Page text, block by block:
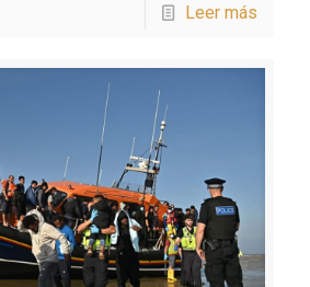
Leer más